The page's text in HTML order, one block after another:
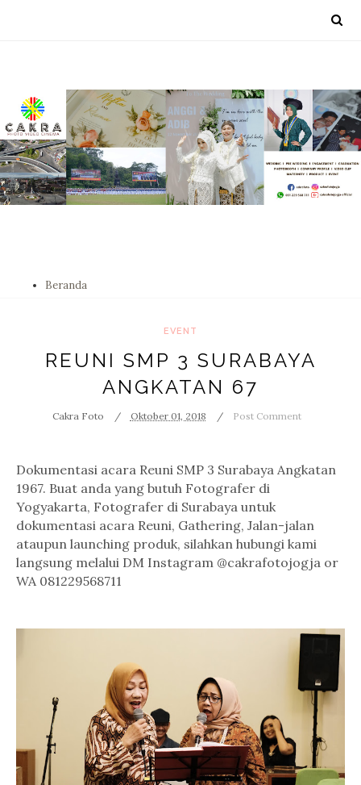
Beranda
EVENT
REUNI SMP 3 SURABAYA
ANGKATAN 67
Cakra Foto Oktober 01, 2018 Post Comment
Dokumentasi acara Reuni SMP 3 Surabaya Angkatan
1967. Buat anda yang butuh Fotografer di
Yogyakarta, Fotografer di Surabaya untuk
dokumentasi acara Reuni, Gathering, Jalan-jalan
ataupun launching produk, silahkan hubungi kami
langsung melalui DM Instagram @cakrafotojogja or
WA 081229568711